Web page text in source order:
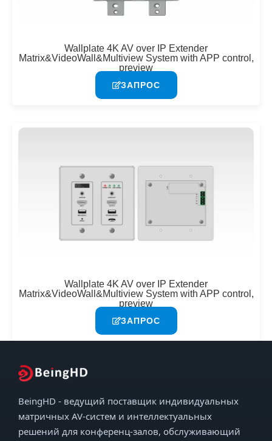
Wallplate 4K AV over IP Extender
Matrix&VideoWall&Multiview System with APP control,
preview
ЗАПРОС
Wallplate 4K AV over IP Extender
Matrix&VideoWall&Multiview System with APP control,
preview
ЗАПРОС
BeingHD - ведущий поставщик индивидуальных
матричных AV-систем и интеллектуальных
решений для конференц-залов, обслуживающий